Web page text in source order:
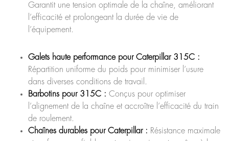
Garantit une tension optimale de la chaîne, améliorant
l’efficacité et prolongeant la durée de vie de
l’équipement.
Galets haute performance pour Caterpillar 315C :
Répartition uniforme du poids pour minimiser l’usure
dans diverses conditions de travail.
Barbotins pour 315C : Conçus pour optimiser
l’alignement de la chaîne et accroître l’efficacité du train
de roulement.
Chaînes durables pour Caterpillar : Résistance maximale